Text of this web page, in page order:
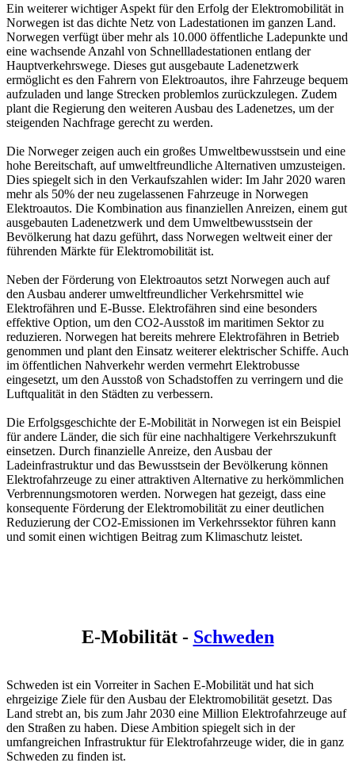
Ein weiterer wichtiger Aspekt für den Erfolg der Elektromobilität in
Norwegen ist das dichte Netz von Ladestationen im ganzen Land.
Norwegen verfügt über mehr als 10.000 öffentliche Ladepunkte und
eine wachsende Anzahl von Schnellladestationen entlang der
Hauptverkehrswege. Dieses gut ausgebaute Ladenetzwerk
ermöglicht es den Fahrern von Elektroautos, ihre Fahrzeuge bequem
aufzuladen und lange Strecken problemlos zurückzulegen. Zudem
plant die Regierung den weiteren Ausbau des Ladenetzes, um der
steigenden Nachfrage gerecht zu werden.
Die Norweger zeigen auch ein großes Umweltbewusstsein und eine
hohe Bereitschaft, auf umweltfreundliche Alternativen umzusteigen.
Dies spiegelt sich in den Verkaufszahlen wider: Im Jahr 2020 waren
mehr als 50% der neu zugelassenen Fahrzeuge in Norwegen
Elektroautos. Die Kombination aus finanziellen Anreizen, einem gut
ausgebauten Ladenetzwerk und dem Umweltbewusstsein der
Bevölkerung hat dazu geführt, dass Norwegen weltweit einer der
führenden Märkte für Elektromobilität ist.
Neben der Förderung von Elektroautos setzt Norwegen auch auf
den Ausbau anderer umweltfreundlicher Verkehrsmittel wie
Elektrofähren und E-Busse. Elektrofähren sind eine besonders
effektive Option, um den CO2-Ausstoß im maritimen Sektor zu
reduzieren. Norwegen hat bereits mehrere Elektrofähren in Betrieb
genommen und plant den Einsatz weiterer elektrischer Schiffe. Auch
im öffentlichen Nahverkehr werden vermehrt Elektrobusse
eingesetzt, um den Ausstoß von Schadstoffen zu verringern und die
Luftqualität in den Städten zu verbessern.
Die Erfolgsgeschichte der E-Mobilität in Norwegen ist ein Beispiel
für andere Länder, die sich für eine nachhaltigere Verkehrszukunft
einsetzen. Durch finanzielle Anreize, den Ausbau der
Ladeinfrastruktur und das Bewusstsein der Bevölkerung können
Elektrofahrzeuge zu einer attraktiven Alternative zu herkömmlichen
Verbrennungsmotoren werden. Norwegen hat gezeigt, dass eine
konsequente Förderung der Elektromobilität zu einer deutlichen
Reduzierung der CO2-Emissionen im Verkehrssektor führen kann
und somit einen wichtigen Beitrag zum Klimaschutz leistet.
E-Mobilität - Schweden
Schweden ist ein Vorreiter in Sachen E-Mobilität und hat sich
ehrgeizige Ziele für den Ausbau der Elektromobilität gesetzt. Das
Land strebt an, bis zum Jahr 2030 eine Million Elektrofahrzeuge auf
den Straßen zu haben. Diese Ambition spiegelt sich in der
umfangreichen Infrastruktur für Elektrofahrzeuge wider, die in ganz
Schweden zu finden ist.